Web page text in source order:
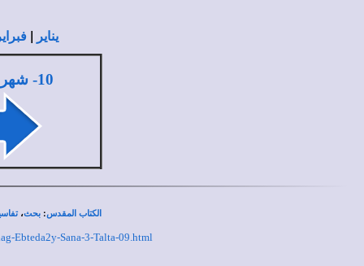
يناير | فبراير
10- شهر
الكتاب المقدس:بحث،
Ebteda2y-Sana-3-Talta-09.html